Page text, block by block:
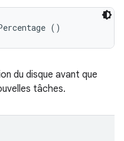
()
du disque avant que
tâches.